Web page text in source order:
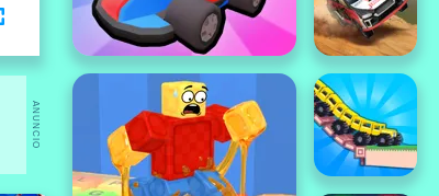
ANUNCIO